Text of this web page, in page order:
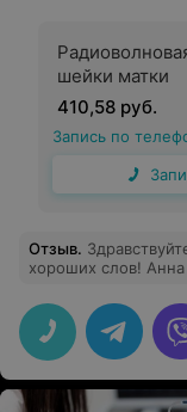
шейки матки
410,58 руб.
Запись по
Отзыв.
хороших слов!
не знаю даже как
и умеете, вы
топтались бы на
помощью мы
вылечимся! С вами
вам от всего